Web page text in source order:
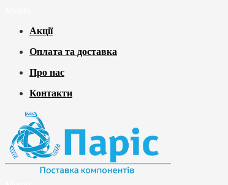
Акції
Оплата та доставка
Про нас
Контакти